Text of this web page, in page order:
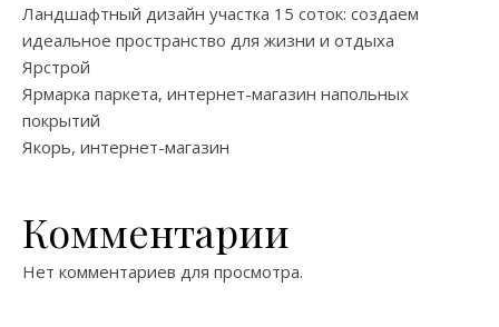
Ландшафтный дизайн участка 15 соток: создаем
идеальное пространство для жизни и отдыха
Ярстрой
Ярмарка паркета, интернет-магазин напольных
покрытий
Якорь, интернет-магазин
Комментарии
Нет комментариев для просмотра.